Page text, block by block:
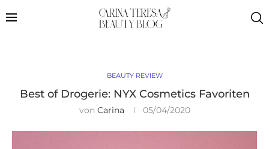
BEAUTY REVIEW
Best of Drogerie: NYX Cosmetics Favoriten
von Carina 05/04/2020